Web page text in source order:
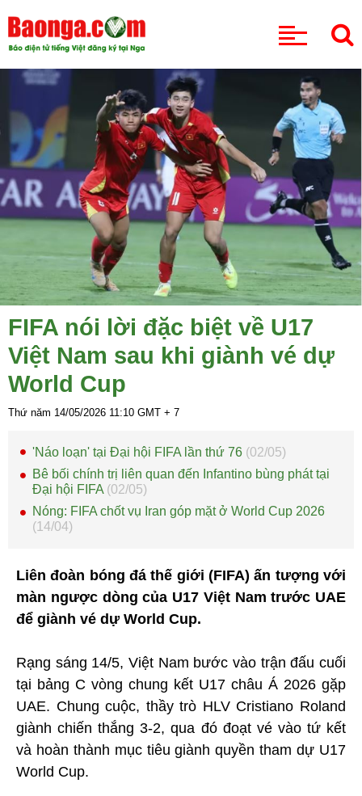
FIFA nói lời đặc biệt về U17
Việt Nam sau khi giành vé dự
World Cup
Thứ năm 14/05/2026 11:10 GMT + 7
'Náo loạn' tại Đại hội FIFA lần thứ 76 (02/05)
Bê bối chính trị liên quan đến Infantino bùng phát tại
Đại hội FIFA (02/05)
Nóng: FIFA chốt vụ Iran góp mặt ở World Cup 2026
(14/04)
Liên đoàn bóng đá thế giới (FIFA) ấn tượng với
màn ngược dòng của U17 Việt Nam trước UAE
để giành vé dự World Cup.
Rạng sáng 14/5, Việt Nam bước vào trận đấu cuối
tại bảng C vòng chung kết U17 châu Á 2026 gặp
UAE. Chung cuộc, thầy trò HLV Cristiano Roland
giành chiến thắng 3-2, qua đó đoạt vé vào tứ kết
và hoàn thành mục tiêu giành quyền tham dự U17
World Cup.